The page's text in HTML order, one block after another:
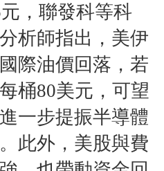
，聯發科等科
析師指出，美伊
際油價回落，若
桶80美元，可望
一步提振半導體
此外，美股與費